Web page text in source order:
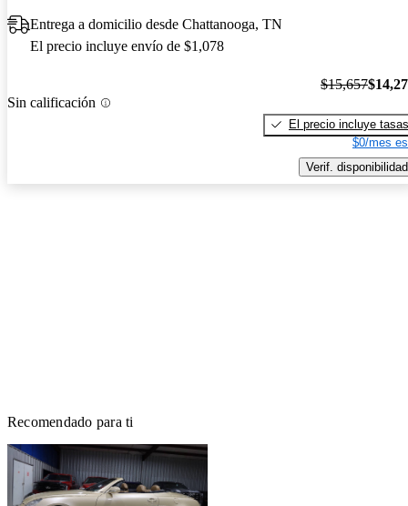
Entrega a domicilio desde Chattanooga, TN
El precio incluye envío de $1,078
Sin calificación
$15,657
El precio incluye tasas
$0/mes
Verif. disponibilidad
Recomendado para ti